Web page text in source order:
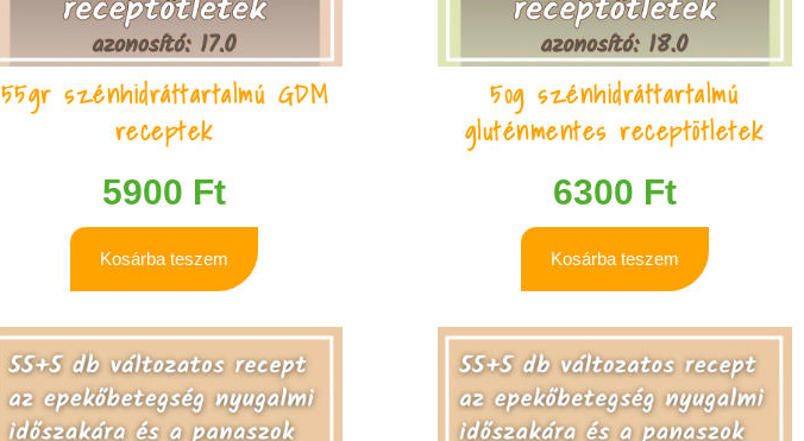
55gr szénhidráttartalmú GDM
receptek
5900 Ft
Kosárba teszem
50g szénhidráttartalmú
gluténmentes receptötletek
6300 Ft
Kosárba teszem